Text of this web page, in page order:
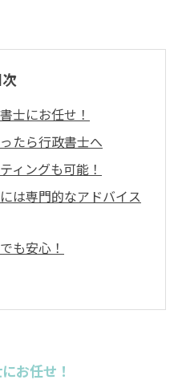
士にお任せ！
たら行政書士へ
ィングも可能！
は専門的なアドバイス
も安心！
お任せ！